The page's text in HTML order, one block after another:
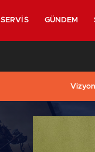
SERVIS GÜNDEM